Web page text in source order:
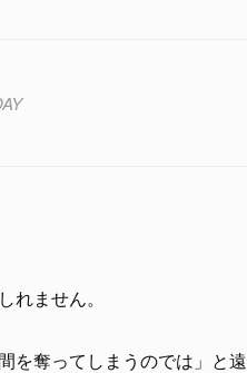
れません。
を奪ってしまうのでは」と遠